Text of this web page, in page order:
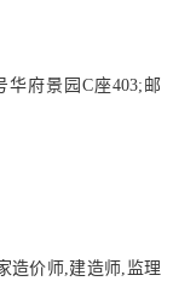
府景园C座403;邮
造价师,建造师,监理